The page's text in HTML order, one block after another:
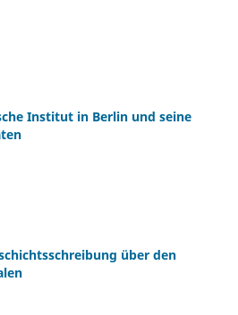
Institut in Berlin und seine
über den